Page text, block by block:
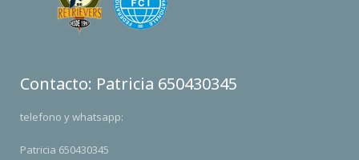
Contacto: Patricia 650430345
telefono y whatsapp:
Patricia 650430345